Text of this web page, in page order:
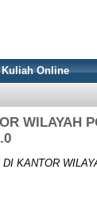
Kuliah Online
WILAYAH
KANTOR